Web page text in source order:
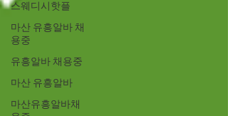
스웨디시핫플
마산 유흥알바 채
용중
유흥알바 채용중
마산 유흥알바
마산유흥알바채